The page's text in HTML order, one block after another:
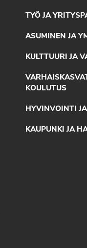
TYÖ JA
ASUMINEN JA
KULTTUURI JA
KOULUTUS
HYVINVOINTI
KAUPUNKI JA